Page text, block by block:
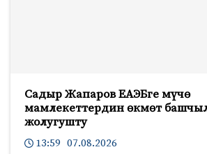
Садыр Жапаров ЕАЭБге мүчө
мамлекеттердин өкмөт
жолугушту
13:59 07.08.2026